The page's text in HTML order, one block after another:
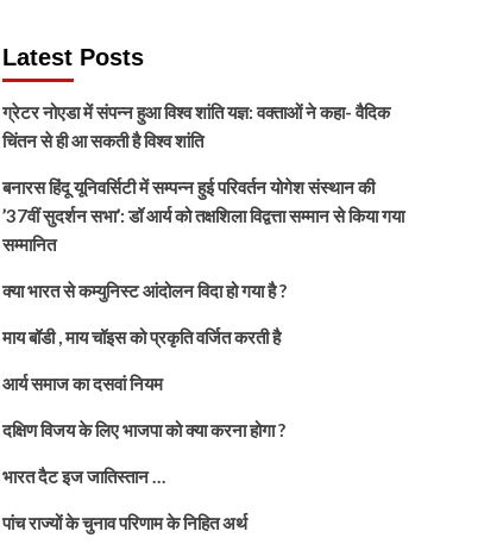
Latest Posts
ग्रेटर नोएडा में संपन्न हुआ विश्व शांति यज्ञ: वक्ताओं ने कहा- वैदिक
चिंतन से ही आ सकती है विश्व शांति
बनारस हिंदू यूनिवर्सिटी में सम्पन्न हुई परिवर्तन योगेश संस्थान की
’37वीं सुदर्शन सभा’: डॉ आर्य को तक्षशिला विद्वत्ता सम्मान से किया गया
सम्मानित
क्या भारत से कम्युनिस्ट आंदोलन विदा हो गया है ?
माय बॉडी , माय चॉइस को प्रकृति वर्जित करती है
आर्य समाज का दसवां नियम
दक्षिण विजय के लिए भाजपा को क्या करना होगा ?
भारत दैट इज जातिस्तान …
पांच राज्यों के चुनाव परिणाम के निहित अर्थ